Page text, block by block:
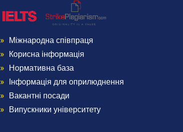
Menu
Footer
4
Міжнародна співпраця
Корисна інформація
Нормативна база
Інформація для оприлюднення
Вакантні посади
Випускники університету